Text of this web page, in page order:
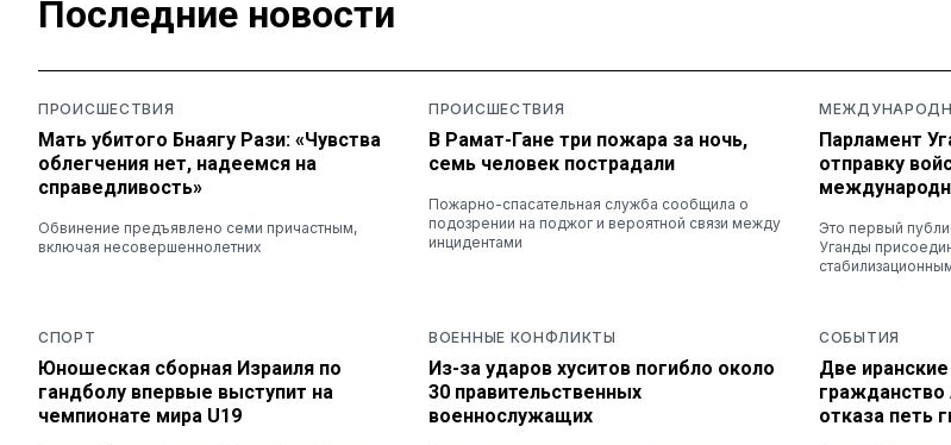
Последние новости
ПРОИСШЕСТВИЯ
Мать убитого Бнаягу Рази: «Чувства
облегчения нет, надеемся на
справедливость»
Обвинение предъявлено семи причастным,
включая несовершеннолетних
ПРОИСШЕСТВИЯ
В Рамат-Гане три пожара за ночь,
семь человек пострадали
Пожарно-спасательная служба сообщила о
подозрении на поджог и вероятной связи между
инцидентами
Парламент
отправку
Это первый
Уганды
СПОРТ
Юношеская сборная Израиля по
гандболу впервые выступит на
чемпионате мира U19
ВОЕННЫЕ КОНФЛИКТЫ
Из-за ударов хуситов погибло около
30 правительственных
военнослужащих
СОБЫТИЯ
Две
гражданство
отказа петь